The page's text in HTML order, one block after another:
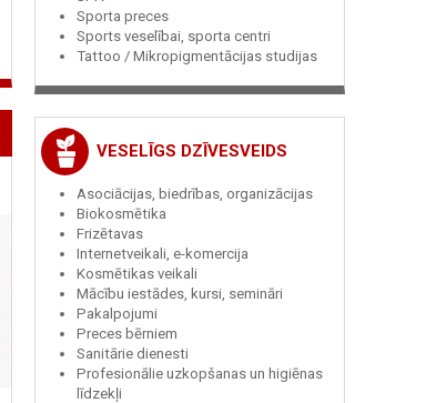
Sporta preces
Sports veselībai, sporta centri
Tattoo / Mikropigmentācijas studijas
VESELĪGS DZĪVESVEIDS
Asociācijas, biedrības, organizācijas
Biokosmētika
Frizētavas
Internetveikali, e-komercija
Kosmētikas veikali
Mācību iestādes, kursi, semināri
Pakalpojumi
Preces bērniem
Sanitārie dienesti
Profesionālie uzkopšanas un higiēnas
līdzekļi